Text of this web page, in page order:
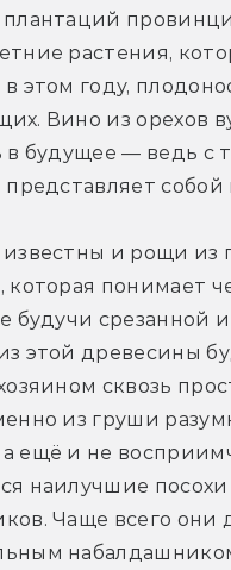
плантаций
растения,
этом году,
Вино из орехов
в будущее — ведь с
представляет
и рощи из
которая понимает
будучи срезанной
этой древесины
сквозь
из груши
ещё и не
наилучшие посохи
Чаще всего они